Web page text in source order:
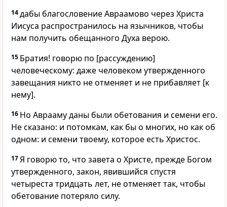
14дабы благословение Авраамово через Христа
Иисуса распространилось на язычников, чтобы
нам получить обещанного Духа верою.
15 Братия! говорю по [рассуждению]
человеческому: даже человеком утвержденного
завещания никто не отменяет и не прибавляет [к
нему].
16 Но Аврааму даны были обетования и семени его.
Не сказано: и потомкам, как бы о многих, но как об
одном: и семени твоему, которое есть Христос.
17Я говорю то, что завета о Христе, прежде Богом
утвержденного, закон, явившийся спустя
четыреста тридцать лет, не отменяет так, чтобы
обетование потеряло силу.